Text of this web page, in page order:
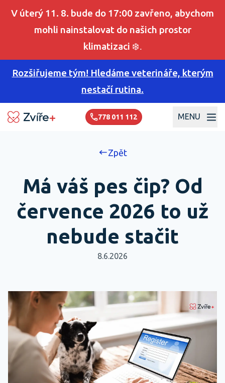
V úterý 11. 8. bude do 17:00 zavřeno, abychom
mohli nainstalovat do našich prostor
klimatizaci ❄️.
Rozšiřujeme tým! Hledáme veterináře, kterým
nestačí rutina.
MENU
778 011 112
Zpět
Má váš pes čip? Od
července 2026 to už
nebude stačit
8.6.2026